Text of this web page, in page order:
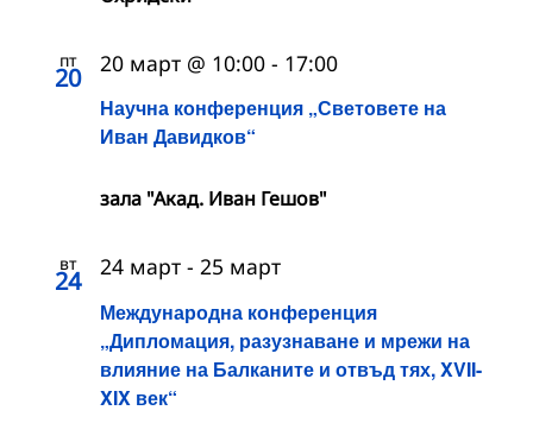
пт
20
Научна конференция „Световете на
Иван Давидков“
20 март @ 10:00 - 17:00
зала "Акад. Иван Гешов"
вт
24
Международна конференция
„Дипломация, разузнаване и мрежи на
влияние на Балканите и отвъд тях, XVII-
XIX век“
24 март - 25 март